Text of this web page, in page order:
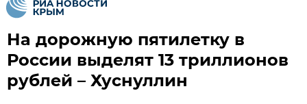
На дорожную пятилетку в
России выделят 13 триллионов
рублей – Хуснуллин